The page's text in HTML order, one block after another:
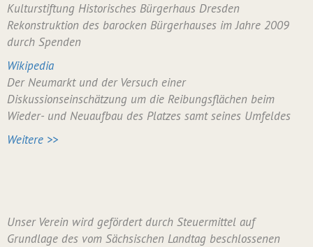
Kulturstiftung Historisches Bürgerhaus Dresden
Rekonstruktion des barocken Bürgerhauses im Jahre 2009
durch Spenden
Wikipedia
Der Neumarkt und der Versuch einer
Diskussionseinschätzung um die Reibungsflächen beim
Wieder- und Neuaufbau des Platzes samt seines Umfeldes
Weitere >>
Unser Verein wird gefördert durch Steuermittel auf
Grundlage des vom Sächsischen Landtag beschlossenen